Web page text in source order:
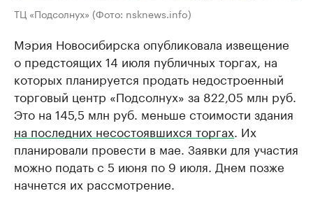
ТЦ «Подсолнух» (Фото: nsknews.info)
Мэрия Новосибирска опубликовала извещение
о предстоящих 14 июля публичных торгах, на
которых планируется продать недостроенный
торговый центр «Подсолнух» за 822,05 млн руб.
Это на 145,5 млн руб. меньше стоимости здания
на последних несостоявшихся торгах . Их
планировали провести в мае. Заявки для участия
можно подать с 5 июня по 9 июля. Днем позже
начнется их рассмотрение.